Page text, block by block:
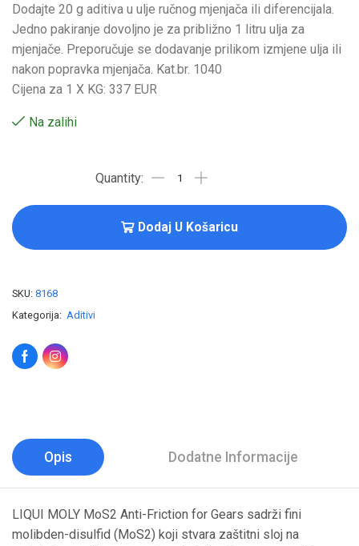
Dodajte 20 g aditiva u ulje ručnog mjenjača ili diferencijala.
Jedno pakiranje dovoljno je za približno 1 litru ulja za
mjenjače. Preporučuje se dodavanje prilikom izmjene ulja ili
nakon popravka mjenjača. Kat.br. 1040
Cijena za 1 X KG: 337 EUR
Na zalihi
Dodaj U Košaricu
SKU: 8168
Kategorija: Aditivi
Opis Dodatne Informacije
LIQUI MOLY MoS2 Anti-Friction for Gears sadrži fini
molibden-disulfid (MoS2) koji stvara zaštitni sloj na